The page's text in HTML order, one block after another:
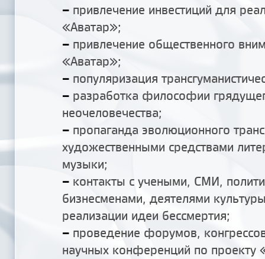
– привлечение инвестиций для
«Аватар»;
– привлечение общественного
«Аватар»;
– популяризация
– разработка философии
неочеловечества;
– пропаганда эволюционного
художественными средствами
музыки;
– контакты с учеными, СМИ,
бизнесменами, деятелями
реализации идеи бессмертия;
– проведение форумов,
научных конференций по проекту